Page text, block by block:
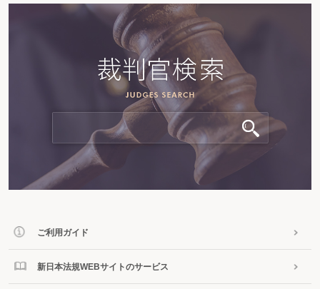
ご利用ガイド
新日本法規WEBサイトのサービス